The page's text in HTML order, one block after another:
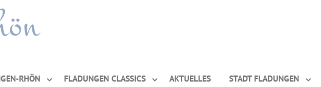
RHÖN FLADUNGEN CLASSICS AKTUELLES STADT FLADUNGEN